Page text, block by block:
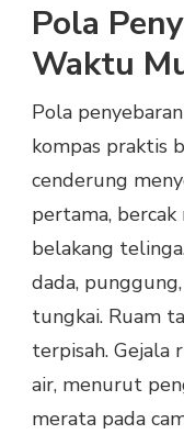
Pola
Waktu
Pola
kompas praktis
cenderung
pertama,
belakang
dada,
tungkai. Ruam
terpisah. Gejala
air, menurut
merata pada